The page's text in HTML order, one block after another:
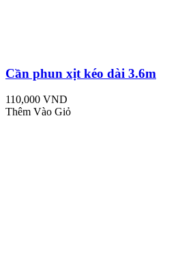
Cần phun xịt kéo dài 3.6m
110,000 VND
Thêm Vào Giỏ